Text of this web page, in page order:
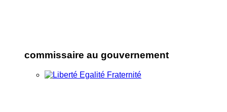
commissaire au gouvernement